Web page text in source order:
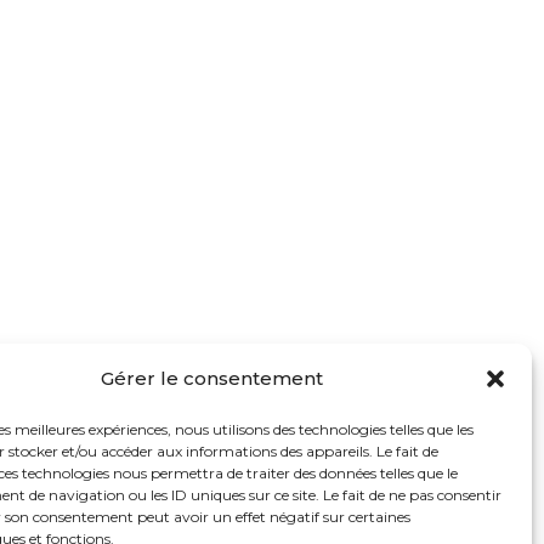
Gérer le consentement
meilleures expériences, nous utilisons des technologies telles que les
stocker et/ou accéder aux informations des appareils. Le fait de
technologies nous permettra de traiter des données telles que le
de navigation ou les ID uniques sur ce site. Le fait de ne pas consentir
son consentement peut avoir un effet négatif sur certaines
et fonctions.